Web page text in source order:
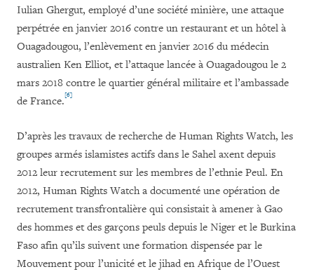
Iulian Ghergut, employé d’une société minière, une attaque
perpétrée en janvier 2016 contre un restaurant et un hôtel à
Ouagadougou, l’enlèvement en janvier 2016 du médecin
australien Ken Elliot, et l’attaque lancée à Ouagadougou le 2
mars 2018 contre le quartier général militaire et l’ambassade
de France.[6]
D’après les travaux de recherche de Human Rights Watch, les
groupes armés islamistes actifs dans le Sahel axent depuis
2012 leur recrutement sur les membres de l’ethnie Peul. En
2012, Human Rights Watch a documenté une opération de
recrutement transfrontalière qui consistait à amener à Gao
des hommes et des garçons peuls depuis le Niger et le Burkina
Faso afin qu’ils suivent une formation dispensée par le
Mouvement pour l’unicité et le jihad en Afrique de l’Ouest